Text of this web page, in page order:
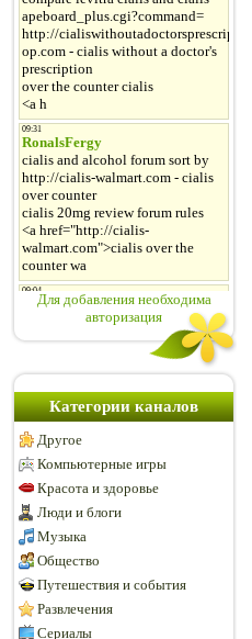
Для добавления необходима
авторизация
Категории каналов
Другое
Компьютерные игры
Красота и здоровье
Люди и блоги
Музыка
Общество
Путешествия и события
Развлечения
Сериалы